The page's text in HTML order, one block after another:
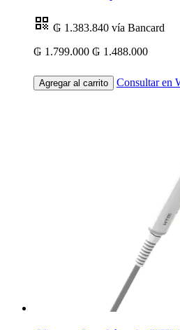
₲ 1.383.840 vía Bancard
₲ 1.799.000 ₲ 1.488.000
Agregar al carrito Consultar en